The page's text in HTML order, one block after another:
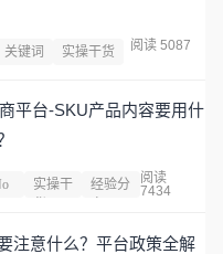
关键词 实操干货 阅读 5087
平台-SKU产品内容要用什
实操干
经验分
阅读
7434
注意什么？平台政策全解